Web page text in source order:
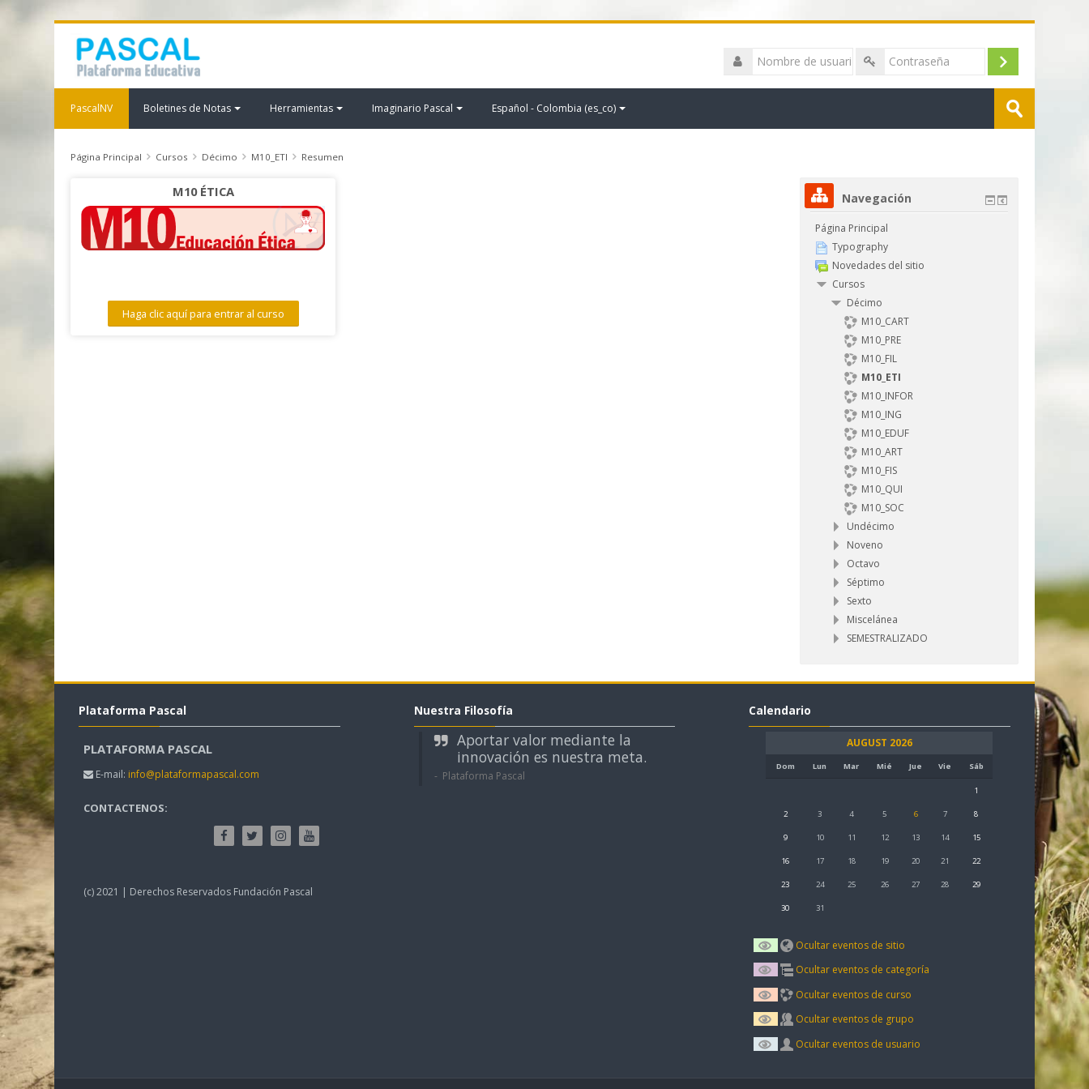
Nombre
de
usuario
Acceder
PascalNV Boletines de Notas Herramientas Imaginario Pascal Español - Colombia ‎(es_co)‎
Enviar
Página Principal Cursos Décimo M10_ETI Resumen
M10 ÉTICA
Haga clic aquí para entrar al curso
Navegación
Página Principal
Typography
Novedades del sitio
Cursos
Décimo
M10_CART
M10_PRE
M10_FIL
M10_ETI
M10_INFOR
M10_ING
M10_EDUF
M10_ART
M10_FIS
M10_QUI
M10_SOC
Undécimo
Noveno
Octavo
Séptimo
Sexto
Miscelánea
SEMESTRALIZADO
Plataforma Pascal
PLATAFORMA PASCAL
E-mail: info@plataformapascal.com
CONTACTENOS:
(c) 2021 | Derechos Reservados Fundación Pascal
Nuestra Filosofía
Aportar valor mediante la
innovación es nuestra meta.
Plataforma Pascal
Calendario
AUGUST 2026
Dom Lun Mar Mié Jue Vie Sáb
1
2 3 4 5 6 7 8
9 10 11 12 13 14 15
16 17 18 19 20 21 22
23 24 25 26 27 28 29
30 31
Ocultar eventos de sitio
Ocultar eventos de categoría
Ocultar eventos de curso
Ocultar eventos de grupo
Ocultar eventos de usuario